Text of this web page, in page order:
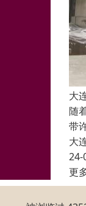
大
随
带
大
24-
更